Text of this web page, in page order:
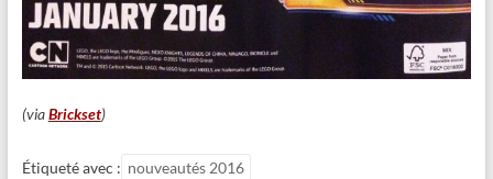
(viaBrickset)
Étiqueté avec : nouveautés 2016